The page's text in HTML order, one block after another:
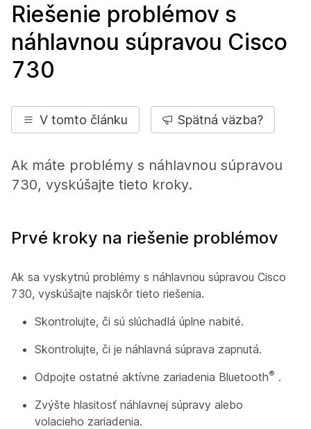
Riešenie problémov s
náhlavnou súpravou Cisco
730
V tomto článku Spätná väzba?
Ak máte problémy s náhlavnou súpravou
730, vyskúšajte tieto kroky.
Prvé kroky na riešenie problémov
Ak sa vyskytnú problémy s náhlavnou súpravou Cisco
730, vyskúšajte najskôr tieto riešenia.
Skontrolujte, či sú slúchadlá úplne nabité.
Skontrolujte, či je náhlavná súprava zapnutá.
Odpojte ostatné aktívne zariadenia Bluetooth® .
Zvýšte hlasitosť náhlavnej súpravy alebo
volacieho zariadenia.